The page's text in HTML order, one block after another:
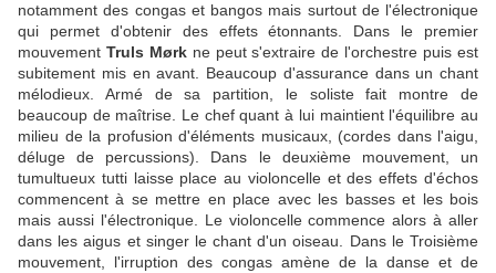
notamment des congas et bangos mais surtout de l'électronique
qui permet d'obtenir des effets étonnants. Dans le premier
mouvement Truls Mørkne peut s'extraire de l'orchestre puis est
subitement mis en avant. Beaucoup d'assurance dans un chant
mélodieux. Armé de sa partition, le soliste fait montre de
beaucoup de maîtrise. Le chef quant à lui maintient l'équilibre au
milieu de la profusion d'éléments musicaux, (cordes dans l'aigu,
déluge de percussions). Dans le deuxième mouvement, un
tumultueux tutti laisse place au violoncelle et des effets d'échos
commencent à se mettre en place avec les basses et les bois
mais aussi l'électronique. Le violoncelle commence alors à aller
dans les aigus et singer le chant d'un oiseau. Dans le Troisième
mouvement, l'irruption des congas amène de la danse et de